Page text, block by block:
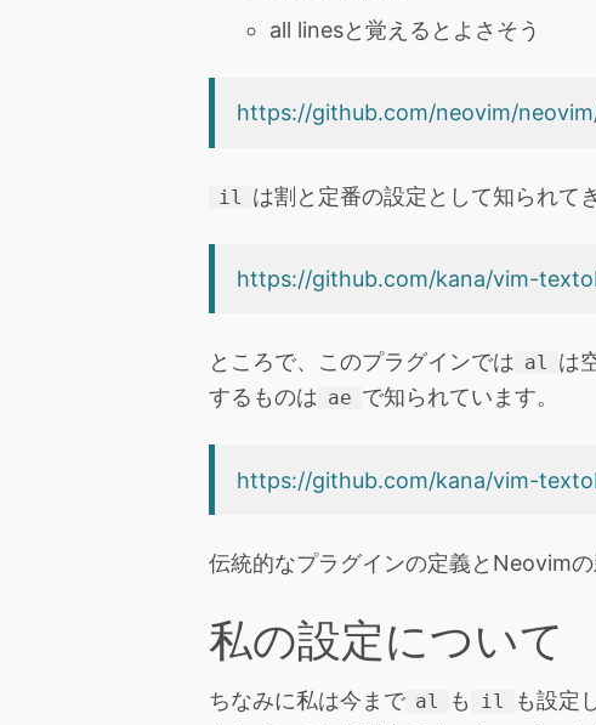
all linesと覚えるとよさそう
https://github.com/neovim/
il は割と定番の設定として知られて
https://github.com/kana/vim-
ところで、このプラグインでは al は
するものは ae で知られています。
https://github.com/kana/vim-
伝統的なプラグインの定義とNeovim
私の設定について
ちなみに私は今まで al も il も設定